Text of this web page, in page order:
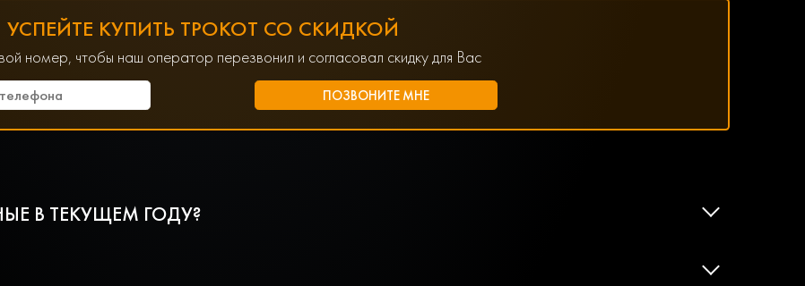
УСПЕЙТЕ КУПИТЬ ТРОКОТ СО СКИДКОЙ
номер, чтобы наш оператор перезвонил и согласовал скидку для Вас
В ТЕКУЩЕМ ГОДУ?